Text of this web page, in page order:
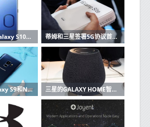
三星准备推出Galaxy S10这里有功能和价格 蒂姆和三星签署5G协议首批设备已在2019年
三星为购买Galaxy S9和Note 9的用户提供高达200欧元的报销 三星的GALAXY HOME智能音箱在UNPACKED 2019上没有亮相